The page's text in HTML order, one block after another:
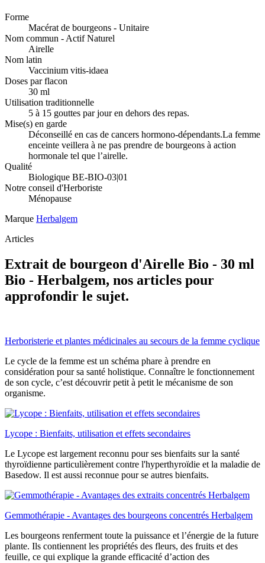
Forme
Macérat de bourgeons - Unitaire
Nom commun - Actif Naturel
Airelle
Nom latin
Vaccinium vitis-idaea
Doses par flacon
30 ml
Utilisation traditionnelle
5 à 15 gouttes par jour en dehors des repas.
Mise(s) en garde
Déconseillé en cas de cancers hormono-dépendants.La femme
enceinte veillera à ne pas prendre de bourgeons à action
hormonale tel que l’airelle.
Qualité
Biologique BE-BIO-03|01
Notre conseil d'Herboriste
Ménopause
Marque Herbalgem
Articles
Extrait de bourgeon d'Airelle Bio - 30 ml
Bio - Herbalgem, nos articles pour
approfondir le sujet.
Herboristerie et plantes médicinales au secours de la femme cyclique
Le cycle de la femme est un schéma phare à prendre en
considération pour sa santé holistique. Connaître le fonctionnement
de son cycle, c’est découvrir petit à petit le mécanisme de son
organisme.
Lycope : Bienfaits, utilisation et effets secondaires
Le Lycope est largement reconnu pour ses bienfaits sur la santé
thyroïdienne particulièrement contre l'hyperthyroïdie et la maladie de
Basedow. Il est aussi reconnue pour se autres bienfaits.
Gemmothérapie - Avantages des bourgeons concentrés Herbalgem
Les bourgeons renferment toute la puissance et l’énergie de la future
plante. Ils contiennent les propriétés des fleurs, des fruits et des
feuille, ce qui explique la grande efficacité d’action des